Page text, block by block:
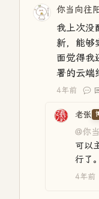
你当向往
我上次没
新，能够
面觉得我
署的云端
4年前
老张
@你
可以
行了
4年前